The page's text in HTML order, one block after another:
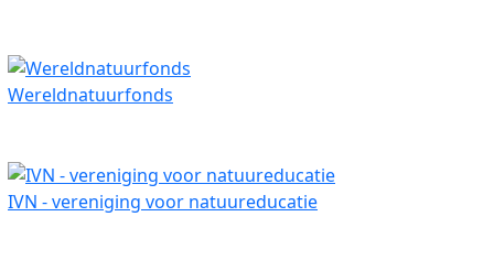
Wereldnatuurfonds
IVN - vereniging voor natuureducatie